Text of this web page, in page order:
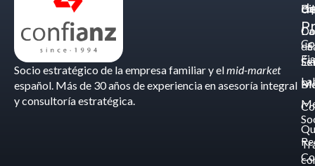
Socio estratégico de la empresa familiar y elmid-market
español. Más de 30 años de experiencia en asesoría integral
y consultoría estratégica.
de
-